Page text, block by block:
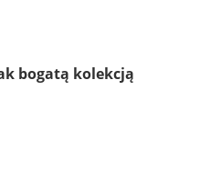
bogatą kolekcją